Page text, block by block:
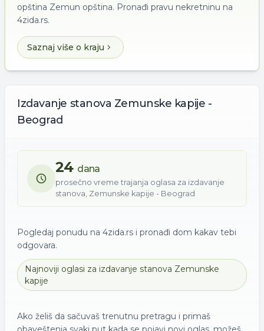
opština Zemun opština. Pronađi pravu nekretninu na
4zida.rs.
Saznaj više o kraju
Izdavanje stanova Zemunske kapije -
Beograd
24 dana
prosečno vreme trajanja oglasa za izdavanje
stanova, Zemunske kapije - Beograd
Pogledaj ponudu na 4zida.rs i pronađi dom kakav tebi
odgovara.
Najnoviji oglasi za izdavanje stanova Zemunske
kapije
Ako želiš da sačuvaš trenutnu pretragu i primaš